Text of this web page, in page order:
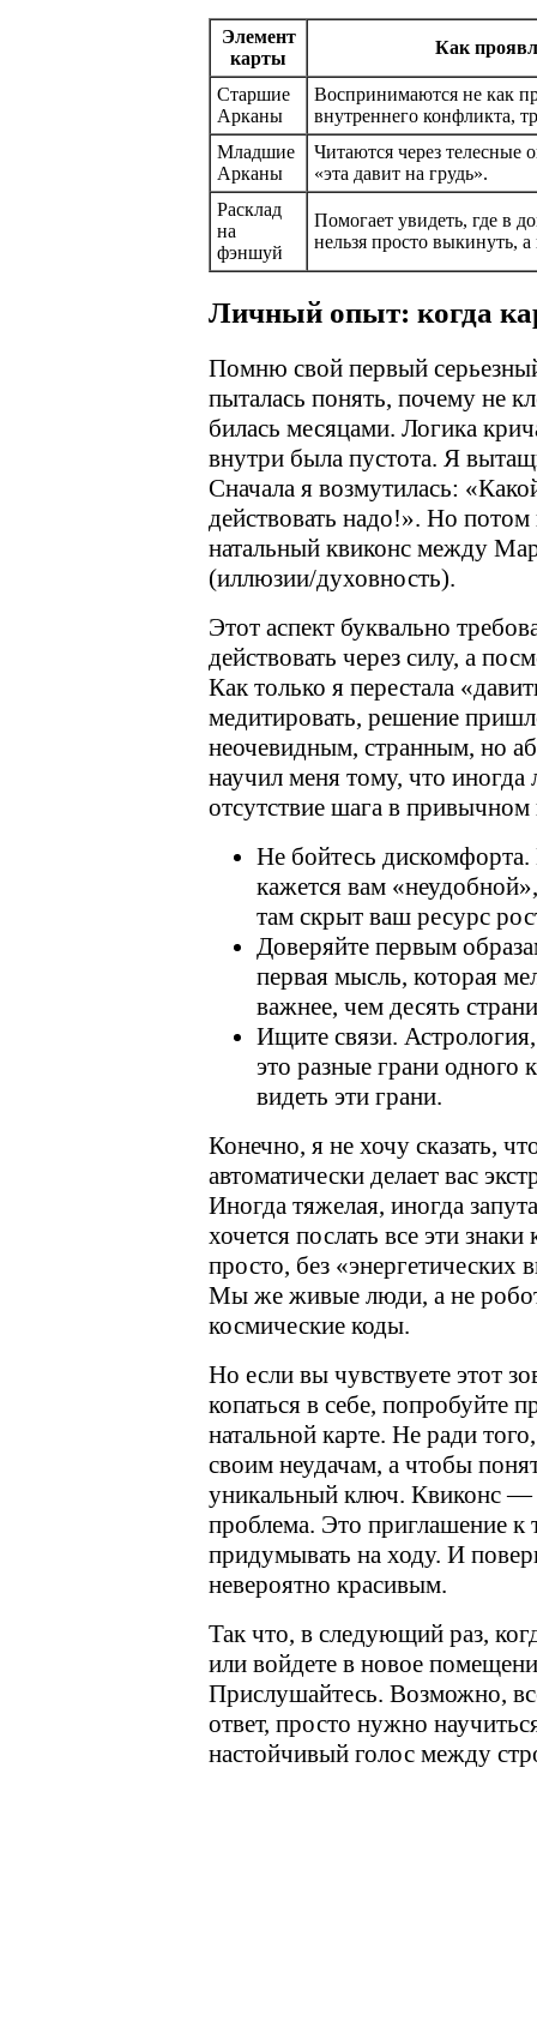
Элемент
карты
Как
Старшие
Арканы
Воспринимаются не как
внутреннего конфликта,
Младшие
Арканы
Читаются через телесные
«эта давит на грудь».
Расклад
на
фэншуй
Помогает увидеть, где в
нельзя просто выкинуть,
Личный опыт: когда
Помню свой первый
пыталась понять, почему не
билась месяцами. Логика
внутри была пустота. Я
Сначала я возмутилась:
действовать надо!». Но
натальный квиконс между
(иллюзии/духовность).
Этот аспект буквально
действовать через силу, а
Как только я перестала
медитировать, решение
неочевидным, странным, но
научил меня тому, что
отсутствие шага в
Не бойтесь
кажется вам
там скрыт ваш ресурс
Доверяйте первым
первая мысль, которая
важнее, чем десять
Ищите связи.
это разные грани одного
видеть эти грани.
Конечно, я не хочу сказать,
автоматически делает вас
Иногда тяжелая, иногда
хочется послать все эти
просто, без
Мы же живые люди, а не
космические коды.
Но если вы чувствуете этот
копаться в себе, попробуйте
натальной карте. Не ради
своим неудачам, а чтобы
уникальный ключ. Квиконс —
проблема. Это приглашение к
придумывать на ходу. И
невероятно красивым.
Так что, в следующий раз,
или войдете в новое
Прислушайтесь. Возможно,
ответ, просто нужно
настойчивый голос между